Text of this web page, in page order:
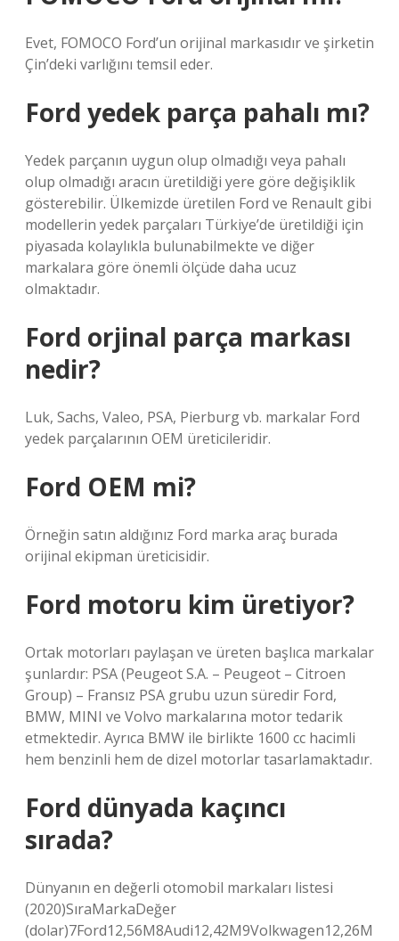
Evet, FOMOCO Ford’un orijinal markasıdır ve şirketin
Çin’deki varlığını temsil eder.
Ford yedek parça pahalı mı?
Yedek parçanın uygun olup olmadığı veya pahalı
olup olmadığı aracın üretildiği yere göre değişiklik
gösterebilir. Ülkemizde üretilen Ford ve Renault gibi
modellerin yedek parçaları Türkiye’de üretildiği için
piyasada kolaylıkla bulunabilmekte ve diğer
markalara göre önemli ölçüde daha ucuz
olmaktadır.
Ford orjinal parça markası
nedir?
Luk, Sachs, Valeo, PSA, Pierburg vb. markalar Ford
yedek parçalarının OEM üreticileridir.
Ford OEM mi?
Örneğin satın aldığınız Ford marka araç burada
orijinal ekipman üreticisidir.
Ford motoru kim üretiyor?
Ortak motorları paylaşan ve üreten başlıca markalar
şunlardır: PSA (Peugeot S.A. – Peugeot – Citroen
Group) – Fransız PSA grubu uzun süredir Ford,
BMW, MINI ve Volvo markalarına motor tedarik
etmektedir. Ayrıca BMW ile birlikte 1600 cc hacimli
hem benzinli hem de dizel motorlar tasarlamaktadır.
Ford dünyada kaçıncı
sırada?
Dünyanın en değerli otomobil markaları listesi
(2020)SıraMarkaDeğer
(dolar)7Ford12,56M8Audi12,42M9Volkwagen12,26M